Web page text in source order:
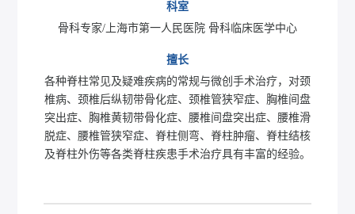
科室
骨科专家/上海市第一人民医院 骨科临床医学中心
擅长
各种脊柱常见及疑难疾病的常规与微创手术治疗，对颈
椎病、颈椎后纵韧带骨化症、颈椎管狭窄症、胸椎间盘
突出症、胸椎黄韧带骨化症、腰椎间盘突出症、腰椎滑
脱症、腰椎管狭窄症、脊柱侧弯、脊柱肿瘤、脊柱结核
及脊柱外伤等各类脊柱疾患手术治疗具有丰富的经验。